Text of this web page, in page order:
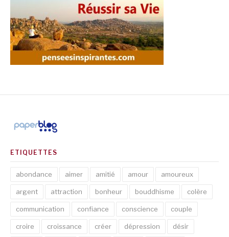
ETIQUETTES
abondance aimer amitié amour amoureux
argent attraction bonheur bouddhisme colère
communication confiance conscience couple
croire croissance créer dépression désir